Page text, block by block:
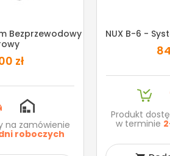
Bezprzewodowy
zł
na zamówienie
roboczych
NUX B-6 -
Produkt
w terminie